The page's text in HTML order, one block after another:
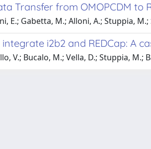
Transfer from OMOPCDM to
E.; Gabetta, M.; Alloni, A.; Stuppia,
i2b2 and REDCap: A
V.; Bucalo, M.; Vella, D.; Stuppia, M.;